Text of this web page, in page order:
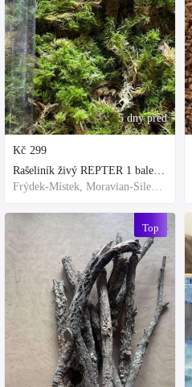
5 dny před
Kč 299
Rašeliník živý REPTER 1 balení - násada, TOP kvalita 30cm-30cm-8cm
Frýdek-Místek, Moravian-Silesian Region,Others
Top